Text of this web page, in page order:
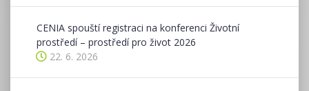
CENIA spouští registraci na konferenci Životní
prostředí – prostředí pro život 2026
22. 6. 2026